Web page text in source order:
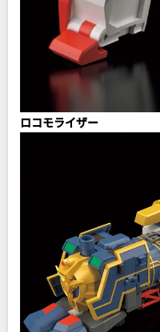
ロコモライザー